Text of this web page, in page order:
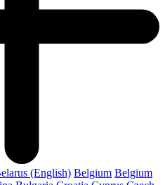
(English) Belgium Belgium